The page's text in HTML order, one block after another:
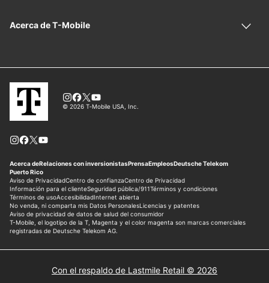
Con el respaldo de Lastmile Retail © 2026